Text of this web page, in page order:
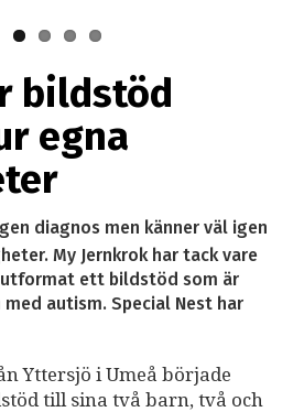
bildstöd
egna
diagnos men känner väl igen
My Jernkrok har tack vare
ett bildstöd som är
autism. Special Nest har
Yttersjö i Umeå började
till sina två barn, två och